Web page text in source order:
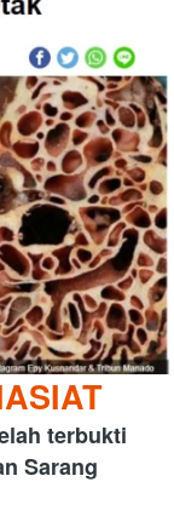
terbukti
Sarang